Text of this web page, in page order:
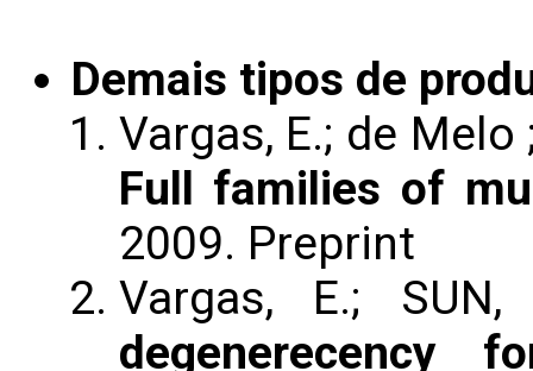
Demais tipos de
Vargas, E.; de Melo
Full families of
2009. Preprint
Vargas, E.;
degenerecency